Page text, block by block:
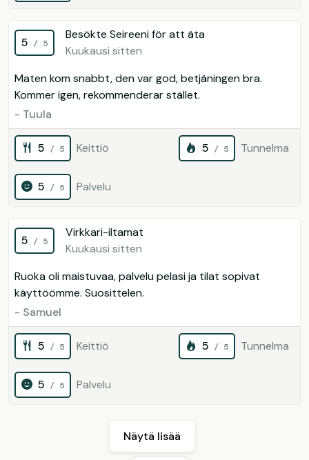
5 / 5
Besökte Seireeni för att äta
Kuukausi sitten
Maten kom snabbt, den var god, betjäningen bra.
Kommer igen, rekommenderar stället.
- Tuula
5 / 5 Keittiö 5 / 5 Tunnelma
5 / 5 Palvelu
5 / 5
Virkkari-iltamat
Kuukausi sitten
Ruoka oli maistuvaa, palvelu pelasi ja tilat sopivat
käyttöömme. Suosittelen.
- Samuel
5 / 5 Keittiö 5 / 5 Tunnelma
5 / 5 Palvelu
Näytä lisää